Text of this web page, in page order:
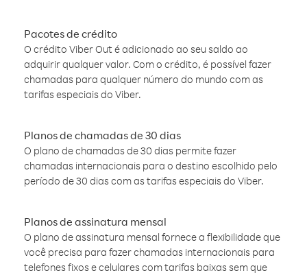
Pacotes de crédito
O crédito Viber Out é adicionado ao seu saldo ao
adquirir qualquer valor. Com o crédito, é possível fazer
chamadas para qualquer número do mundo com as
tarifas especiais do Viber.
Planos de chamadas de 30 dias
O plano de chamadas de 30 dias permite fazer
chamadas internacionais para o destino escolhido pelo
período de 30 dias com as tarifas especiais do Viber.
Planos de assinatura mensal
O plano de assinatura mensal fornece a flexibilidade que
você precisa para fazer chamadas internacionais para
telefones fixos e celulares com tarifas baixas sem que